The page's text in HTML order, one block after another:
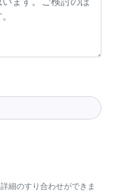
細のすり合わせができま